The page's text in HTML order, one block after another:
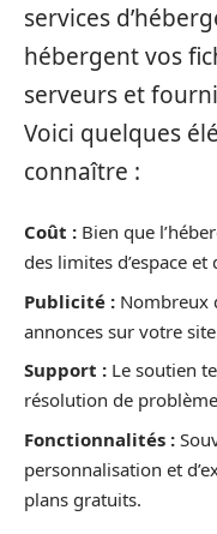
services
hébergent vos
serveurs et
Voici quelques
connaître :
Coût : Bien que
des limites d’espace
Publicité : Nombreux
annonces sur votre
Support : Le soutien
résolution de
Fonctionnalités :
personnalisation et
plans gratuits.